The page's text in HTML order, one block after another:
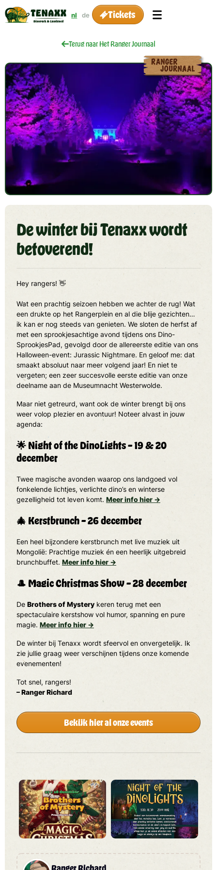
nl de Tickets
Terug naar Het Ranger Journaal
De winter bij Tenaxx wordt
betoverend!
Hey rangers! 👋
Wat een prachtig seizoen hebben we achter de rug! Wat
een drukte op het Rangerplein en al die blije gezichten…
ik kan er nog steeds van genieten. We sloten de herfst af
met een sprookjesachtige avond tijdens ons Dino-
SprookjesPad, gevolgd door de allereerste editie van ons
Halloween-event: Jurassic Nightmare. En geloof me: dat
smaakt absoluut naar meer volgend jaar! En niet te
vergeten; een zeer succesvolle eerste editie van onze
deelname aan de Museumnacht Westerwolde.
Maar niet getreurd, want ook de winter brengt bij ons
weer volop plezier en avontuur! Noteer alvast in jouw
agenda:
🌟Night of the DinoLights – 19 & 20
december
Twee magische avonden waarop ons landgoed vol
fonkelende lichtjes, verlichte dino’s en winterse
gezelligheid tot leven komt. Meer info hier →
🎄 Kerstbrunch – 26 december
Een heel bijzondere kerstbrunch met live muziek uit
Mongolië: Prachtige muziek én een heerlijk uitgebreid
brunchbuffet. Meer info hier →
🎩 Magic Christmas Show – 28 december
De Brothers of Mystery keren terug met een
spectaculaire kerstshow vol humor, spanning en pure
magie. Meer info hier →
De winter bij Tenaxx wordt sfeervol en onvergetelijk. Ik
zie jullie graag weer verschijnen tijdens onze komende
evenementen!
Tot snel, rangers!
– Ranger Richard
Bekijk hier al onze events
Ranger Richard